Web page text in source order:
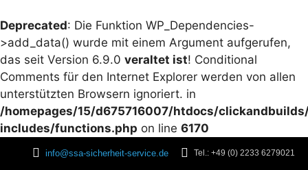
Deprecated: Die Funktion WP_Dependencies-
>add_data() wurde mit einem Argument aufgerufen,
das seit Version 6.9.0 veraltet ist! Conditional
Comments für den Internet Explorer werden von allen
unterstützten Browsern ignoriert. in
/homepages/15/d675716007/htdocs/
includes/functions.php on line 6170
info@ssa-sicherheit-service.de Tel.: +49 (0) 2233 6279021